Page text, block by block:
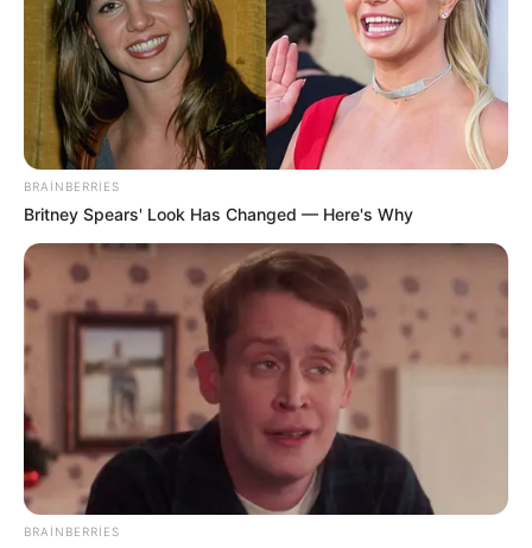
70 0
22:24 / 05 Avqust 2026 CƏMİYYƏT
Daha üç küçədətəmir işlərinə başlanılır
BRAINBERRIES
Britney Spears' Look Has Changed — Here's Why
BRAINBERRIES